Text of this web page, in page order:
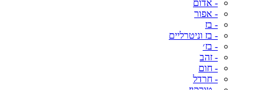
- אדום
- אפור
- בז
- בז וניטרליים
- בז׳
- זהב
- חום
- חרדל